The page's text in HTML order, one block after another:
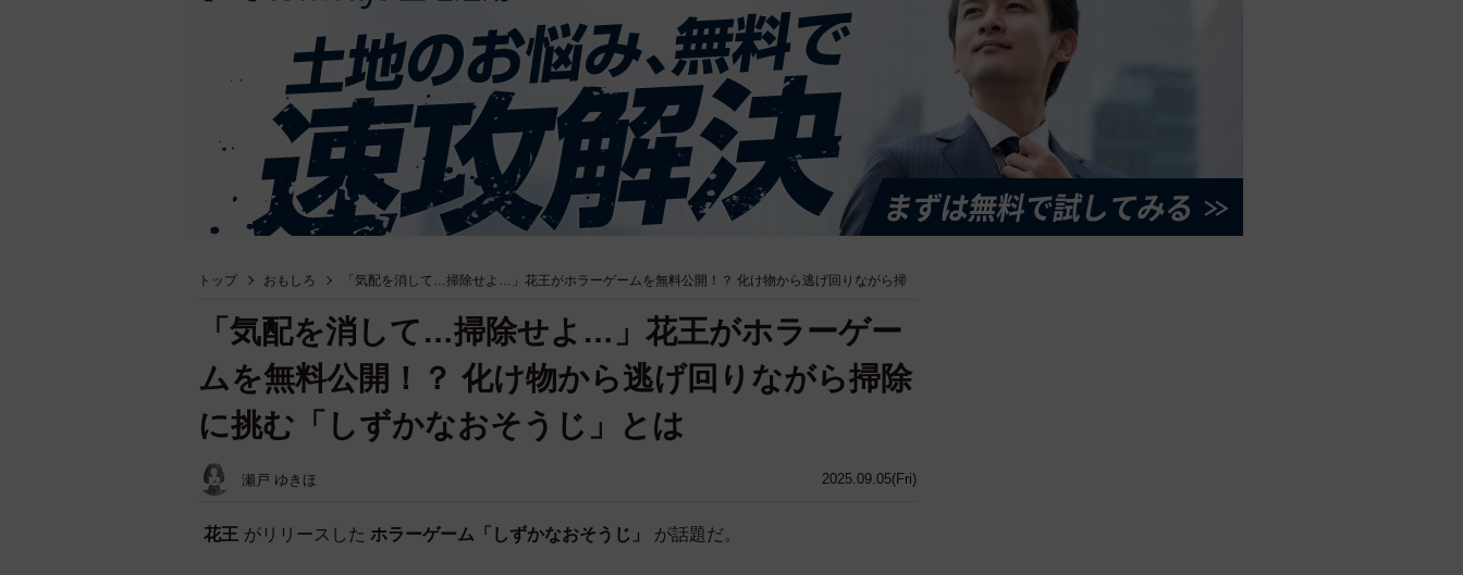
トップ おもしろ 「気配を消して…掃除せよ…」花王がホラーゲームを無料公開！？ 化け物から逃げ回りながら掃
2025.09.05(Fri)
「気配を消して…掃除せよ…」花王がホラーゲー
ムを無料公開！？ 化け物から逃げ回りながら掃除
に挑む「しずかなおそうじ」とは
瀬戸 ゆきほ
花王 がリリースした ホラーゲーム「しずかなおそうじ」 が話題だ。